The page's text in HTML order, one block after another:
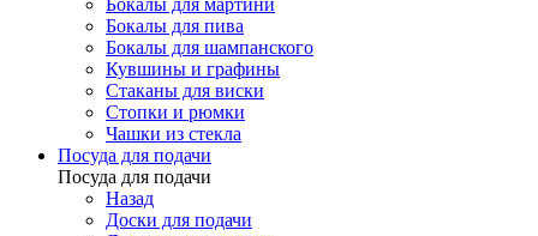
Бокалы для пива
Бокалы для шампанского
Кувшины и графины
Стаканы для виски
Стопки и рюмки
Чашки из стекла
Посуда для подачи
Посуда для подачи
Назад
Доски для подачи